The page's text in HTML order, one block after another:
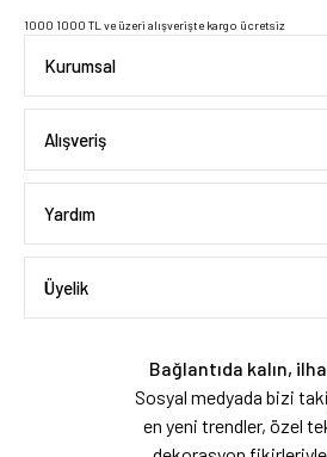
1000 1000 TL ve üzeri alışverişte kargo ücretsiz
Kurumsal
Alışveriş
Yardım
Üyelik
Bağlantıda kalın,
Sosyal medyada bizi
en yeni trendler, özel